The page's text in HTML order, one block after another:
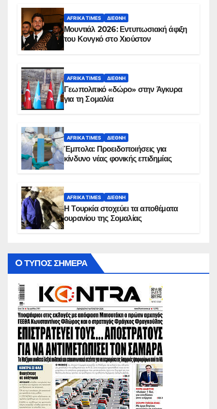
AFRIKA TIMES ΔΙΕΘΝΉ
Μουντιάλ 2026: Εντυπωσιακή άφιξη
του Κονγκό στο Χιούστον
AFRIKA TIMES ΔΙΕΘΝΉ
Γεωπολιτικό «δώρο» στην Άγκυρα
για τη Σομαλία
AFRIKA TIMES ΔΙΕΘΝΉ
Έμπολα: Προειδοποιήσεις για
κίνδυνο νέας φονικής επιδημίας
AFRIKA TIMES ΔΙΕΘΝΉ
Η Τουρκία στοχεύει τα αποθέματα
ουρανίου της Σομαλίας
O ΤΥΠΟΣ ΣΗΜΕΡΑ